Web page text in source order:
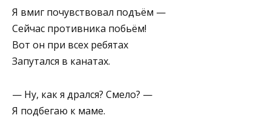
Я вмиг почувствовал подъём —
Сейчас противника побьём!
Вот он при всех ребятах
Запутался в канатах.
— Ну, как я дрался? Смело? —
Я подбегаю к маме.